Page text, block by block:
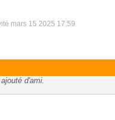
mars 15 2025 17:59
d'ami.